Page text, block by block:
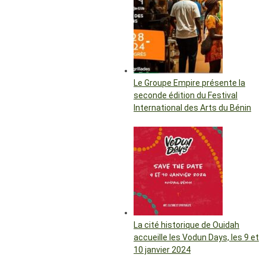
Le Groupe Empire présente la
seconde édition du Festival
International des Arts du Bénin
La cité historique de Ouidah
accueille les Vodun Days, les 9 et
10 janvier 2024